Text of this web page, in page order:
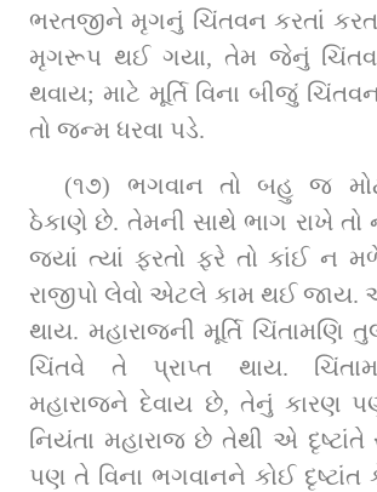
ભરતજીને મૃગનું ચિંતવન કરતાં
મૃગરૂપ થઈ ગયા, તેમ જેનું
થવાય; માટે મૂર્તિ વિના બીજું
તો જન્મ ધરવા પડે.
(૧૭) ભગવાન તો બહુ જ
ઠેકાણે છે. તેમની સાથે ભાગ રાખે
જ્યાં ત્યાં ફરતો ફરે તો કાંઈ ન
રાજીપો લેવો એટલે કામ થઈ જાય.
થાય. મહારાજની મૂર્તિ ચિંતામણિ
ચિંતવે તે પ્રાપ્ત થાય.
મહારાજને દેવાય છે, તેનું કારણ પણ
નિયંતા મહારાજ છે તેથી એ
પણ તે વિના ભગવાનને કોઈ